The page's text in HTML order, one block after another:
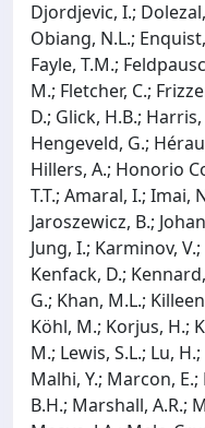
Djordjevic, I.;
Obiang, N.L.; Enquist,
Fayle, T.M.;
M.; Fletcher, C.;
D.; Glick, H.B.;
Hengeveld, G.;
Hillers, A.; Honorio
T.T.; Amaral, I.; Imai,
Jaroszewicz, B.;
Jung, I.; Karminov,
Kenfack, D.;
G.; Khan, M.L.;
Köhl, M.; Korjus, H.;
M.; Lewis, S.L.; Lu,
Malhi, Y.; Marcon,
B.H.; Marshall, A.R.;